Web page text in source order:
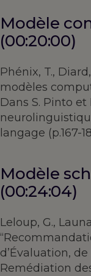
Modèle
(00:20:00)
Phénix, T.,
modèles
Dans S. Pinto et
langage (p.167-
Modèle
(00:24:04)
Leloup, G.,
d’Évaluation,
Remédiation